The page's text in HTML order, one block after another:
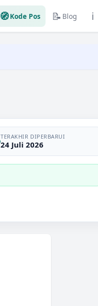
🧭Kode Pos 📝 Blog ℹ️
TERAKHIR DIPERBARUI
24 Juli 2026